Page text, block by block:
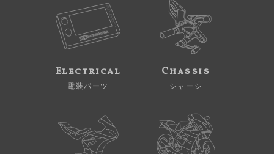
Electrical
電装パーツ
Chassis
シャーシ